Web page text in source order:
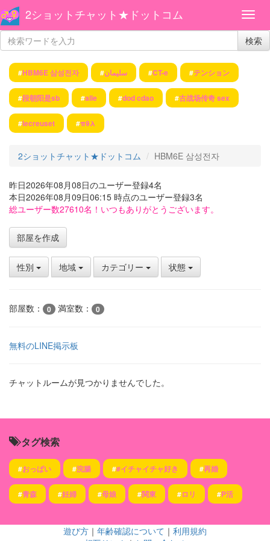
2ショットチャット★ドットコム
検索
#HBM6E 삼성전자 #سليمان #CT-e #テンション
#段朝阳是sb #alle #dod cdao #古战场传奇 sex
#lecreuset #πθλ
2ショットチャット★ドットコム HBM6E 삼성전자
昨日2026年08月08日のユーザー登録4名
本日2026年08月09日06:15 時点のユーザー登録3名
総ユーザー数27610名！いつもありがとうございます。
部屋を作成
性別 地域 カテゴリー 状態
部屋数： 0 満室数： 0
無料のLINE掲示板
チャットルームが見つかりませんでした。
タグ検索
#おっぱい #浣腸 ##イチャイチャ好き #再婚
#青森 #妊婦 #母娘 #関東 #ロリ #P活
遊び方 ｜ 年齢確認について ｜ 利用規約